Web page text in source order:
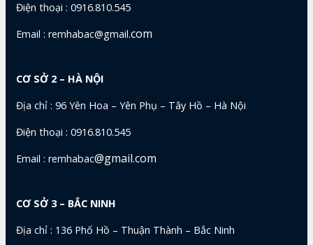
Điện thoại : 0916.810.545
Email : remhabac@gmail.com
CƠ SỞ 2 – HÀ NỘI
Địa chỉ : 96 Yên Hoa – Yên Phụ – Tây Hồ – Hà Nội
Điện thoại : 0916.810.545
Email : remhabac@gmail.com
CƠ SỞ 3 – BẮC NINH
Địa chỉ : 136 Phố Hồ – Thuận Thành – Bắc Ninh